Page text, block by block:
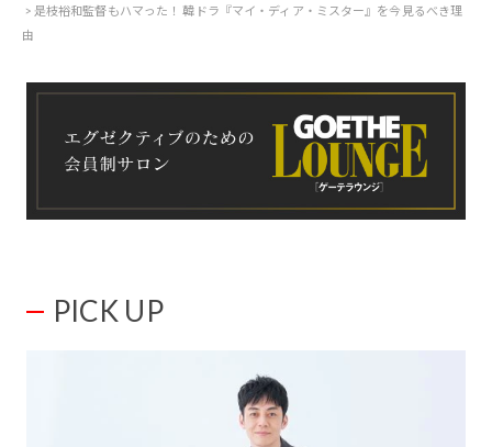
是枝裕和監督もハマった！ 韓ドラ『マイ・ディア・ミスター』を今見るべき理
由
PICK UP